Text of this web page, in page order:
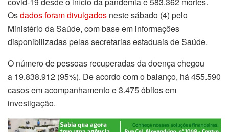
Osdados foram divulgados neste sábado (4) pelo
Ministério da Saúde, com base em informações
disponibilizadas pelas secretarias estaduais de Saúde.
O número de pessoas recuperadas da doença chegou
a 19.838.912 (95%). De acordo com o balanço, há 455.590
casos em acompanhamento e 3.475 óbitos em
investigação.